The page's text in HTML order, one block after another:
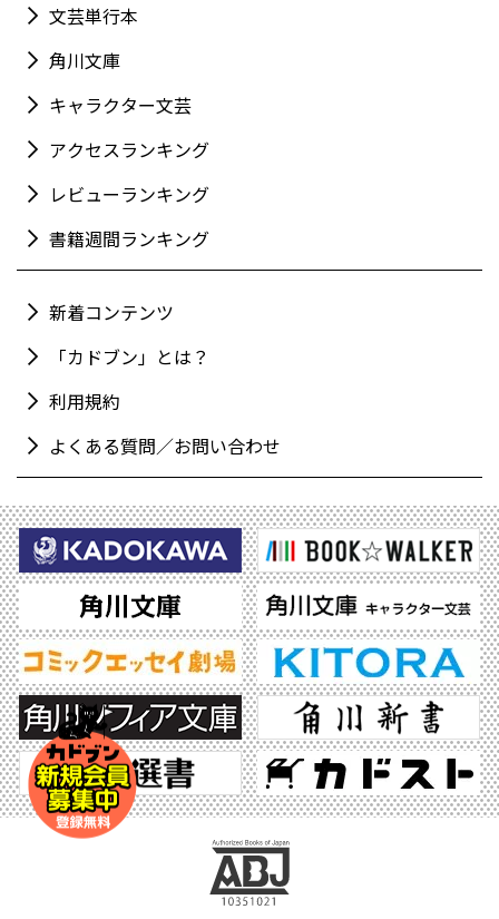
文芸単行本
角川文庫
キャラクター文芸
アクセスランキング
レビューランキング
書籍週間ランキング
新着コンテンツ
「カドブン」とは？
利用規約
よくある質問／お問い合わせ